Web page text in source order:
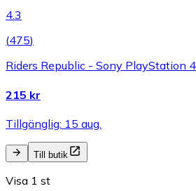
4.3
(475)
Riders Republic - Sony PlayStation
215 kr
Tillgänglig: 15 aug.
Till butik
Visa 1 st